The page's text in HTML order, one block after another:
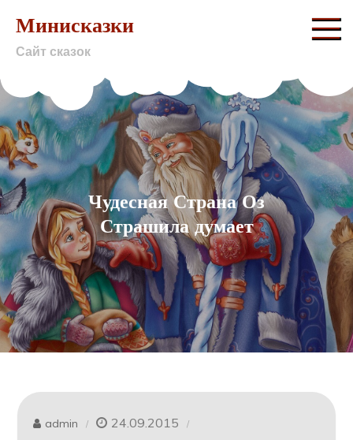
content
Минисказки
Сайт сказок
Чудесная Страна Оз
Страшила думает
admin 24.09.2015